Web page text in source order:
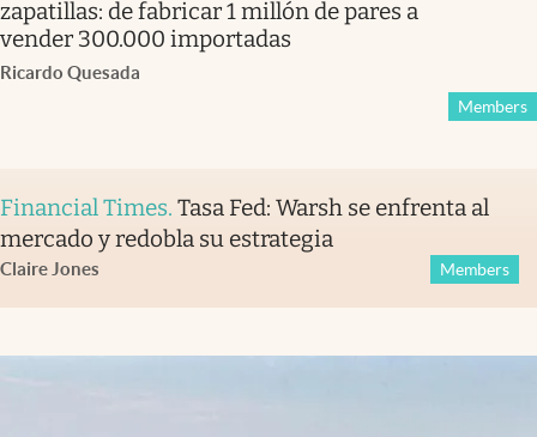
zapatillas: de fabricar 1 millón de pares a
vender 300.000 importadas
Ricardo Quesada
Members
Financial Times. Tasa Fed: Warsh se enfrenta al
mercado y redobla su estrategia
Claire Jones Members